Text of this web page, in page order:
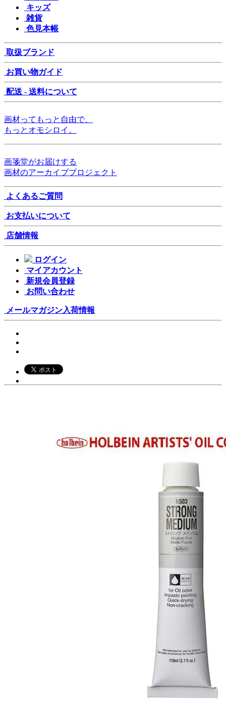
キッズ
雑貨
色見本帳
取扱ブランド
お買い物ガイド
配送 - 送料について
画材ってもっと自由で、
もっとオモシロイ。
画箋堂がお届けする
画材のアーカイブプロジェクト
よくあるご質問
お支払いについて
店舗情報
ログイン
マイアカウント
新規会員登録
お問い合わせ
メールマガジン入荷情報